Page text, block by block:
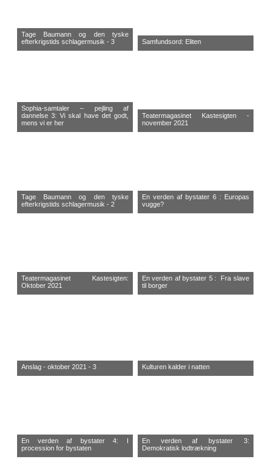
Tage Baumann og den tyske
efterkrigstids schlagermusik - 3
Samfundsord: Eliten
Sophia-samtaler – pejling af
dannelse 3: Vi skal have det godt,
mens vi er her
Teatermagasinet Kastesigten -
november 2021
Tage Baumann og den tyske
efterkrigstids schlagermusik - 2
En verden af bystater 6 : Europas
vugge?
Teatermagasinet Kastesigten:
Oktober 2021
En verden af bystater 5 : Fra slave
til borger
Anslag - oktober 2021 - 3 Kulturen kalder i natten
En verden af bystater 4: I
procession for bystaten
En verden af bystater 3:
Demokratisk lodtrækning